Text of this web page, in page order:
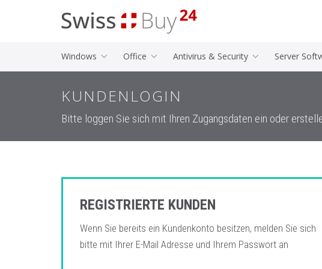
Windows Office Antivirus & Security Server
KUNDENLOGIN
Bitte loggen Sie sich mit Ihren Zugangsdaten ein oder
REGISTRIERTE KUNDEN
Wenn Sie bereits ein Kundenkonto besitzen, melden Sie sich
bitte mit Ihrer E-Mail Adresse und Ihrem Passwort an